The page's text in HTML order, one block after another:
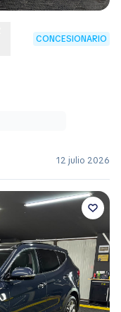
CONCESIONARIO
12 julio 2026